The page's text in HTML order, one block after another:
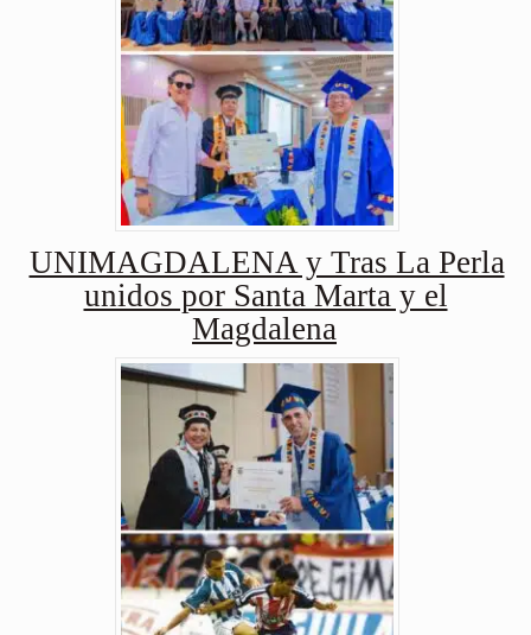
UNIMAGDALENA y Tras La Perla
unidos por Santa Marta y el
Magdalena